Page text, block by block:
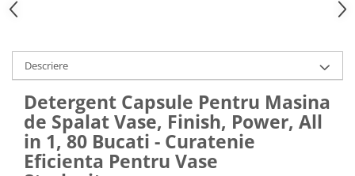
Hrana Uscata
Ingrijire Copii
Accesorii Ingrijire Copii
Dus si Baie
Accesorii Baie
Gel de Dus pentru Copii
Pudra de Talc
Descriere
Detergent Capsule Pentru Masina
de Spalat Vase, Finish, Power, All
in 1, 80 Bucati - Curatenie
Eficienta Pentru Vase